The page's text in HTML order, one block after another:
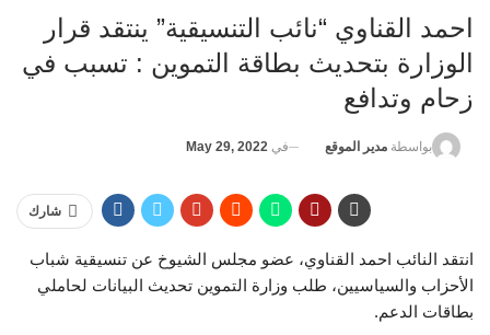
احمد القناوي “نائب التنسيقية” ينتقد قرار
الوزارة بتحديث بطاقة التموين : تسبب في
زحام وتدافع
بواسطة مدير الموقع في May 29, 2022
شارك
انتقد النائب احمد القناوي، عضو مجلس الشيوخ عن تنسيقية شباب
الأحزاب والسياسيين، طلب وزارة التموين تحديث البيانات لحاملي
بطاقات الدعم.